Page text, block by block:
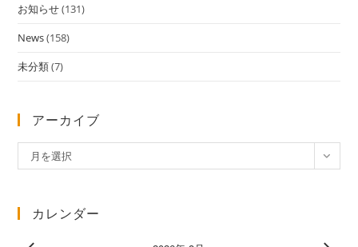
お知らせ(131)
News(158)
未分類(7)
アーカイブ
ー
イ
月を選択
カレンダー